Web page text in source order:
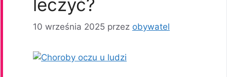
leczyć?
10 września 2025 przez obywatel